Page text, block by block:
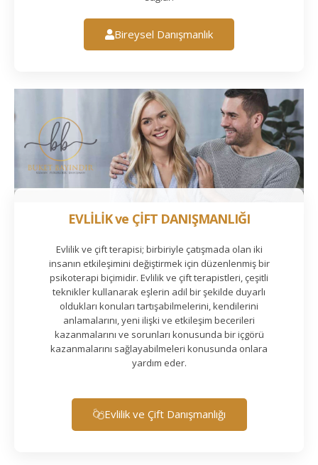
Bireysel Danışmanlık
EVLİLİK ve ÇİFT DANIŞMANLIĞI
Evlilik ve çift terapisi; birbiriyle çatışmada olan iki
insanın etkileşimini değiştirmek için düzenlenmiş bir
psikoterapi biçimidir. Evlilik ve çift terapistleri, çeşitli
teknikler kullanarak eşlerin adil bir şekilde duyarlı
oldukları konuları tartışabilmelerini, kendilerini
anlamalarını, yeni ilişki ve etkileşim becerileri
kazanmalarını ve sorunları konusunda bir içgörü
kazanmalarını sağlayabilmeleri konusunda onlara
yardım eder.
Evlilik ve Çift Danışmanlığı